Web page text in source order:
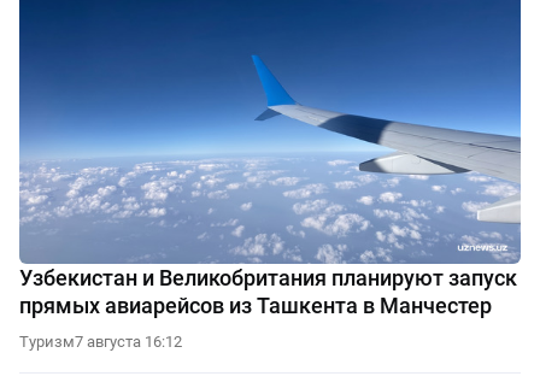
Узбекистан и Великобритания планируют запуск
прямых авиарейсов из Ташкента в Манчестер
Туризм7 августа 16:12